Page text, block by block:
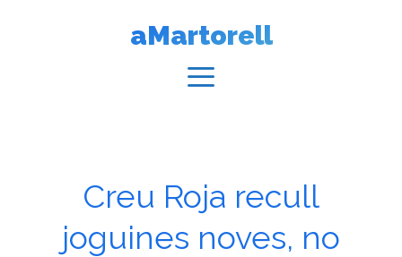
aMartorell
Creu Roja recull
joguines noves, no